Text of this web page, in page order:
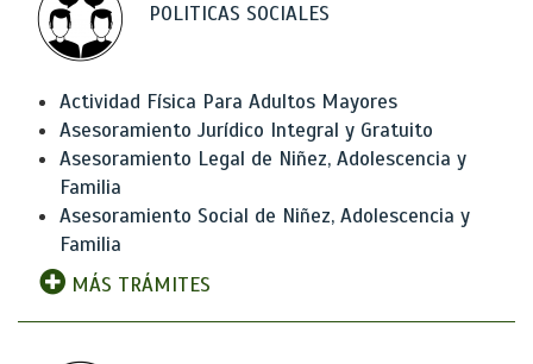
POLITICAS SOCIALES
Actividad Física Para Adultos Mayores
Asesoramiento Jurídico Integral y Gratuito
Asesoramiento Legal de Niñez, Adolescencia y
Familia
Asesoramiento Social de Niñez, Adolescencia y
Familia
MÁS TRÁMITES